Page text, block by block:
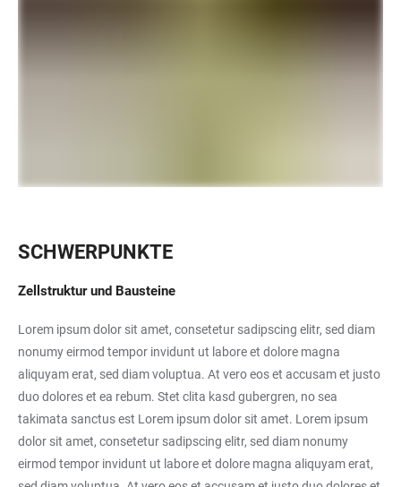
SCHWERPUNKTE
Zellstruktur und Bausteine
Lorem ipsum dolor sit amet, consetetur sadipscing elitr, sed diam
nonumy eirmod tempor invidunt ut labore et dolore magna
aliquyam erat, sed diam voluptua. At vero eos et accusam et justo
duo dolores et ea rebum. Stet clita kasd gubergren, no sea
takimata sanctus est Lorem ipsum dolor sit amet. Lorem ipsum
dolor sit amet, consetetur sadipscing elitr, sed diam nonumy
eirmod tempor invidunt ut labore et dolore magna aliquyam erat,